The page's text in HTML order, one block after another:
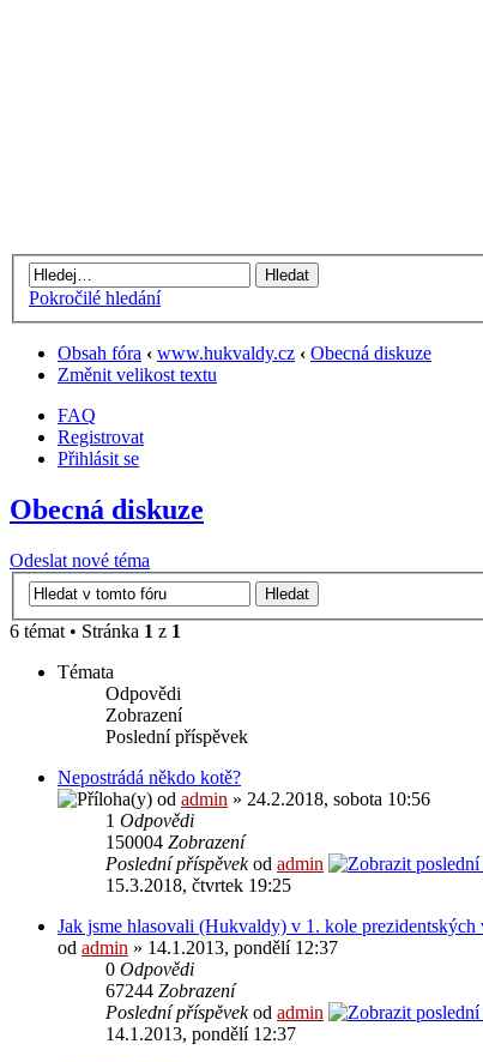
Pokročilé hledání
Obsah fóra ‹ www.hukvaldy.cz ‹ Obecná diskuze
Změnit velikost textu
FAQ
Registrovat
Přihlásit se
Obecná diskuze
Odeslat nové téma
6 témat • Stránka 1 z 1
Témata
Odpovědi
Zobrazení
Poslední příspěvek
Nepostrádá někdo kotě?
od admin » 24.2.2018, sobota 10:56
1 Odpovědi
150004 Zobrazení
Poslední příspěvekod admin
15.3.2018, čtvrtek 19:25
Jak jsme hlasovali (Hukvaldy) v 1. kole prezidentských
od admin » 14.1.2013, pondělí 12:37
0 Odpovědi
67244 Zobrazení
Poslední příspěvekod admin
14.1.2013, pondělí 12:37